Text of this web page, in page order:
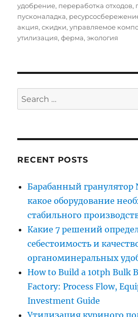
удобрение, переработка отходов,
пусконаладка,
акция,скидки,управляемое
утилизация,ферма,экология
Search
for:
RECENT POSTS
Барабанный гранулятор
какое оборудование
стабильного
Какие 7 решений
себестоимость и
органоминеральных
How to Build a 10tph Bulk
Factory: Process Flow,
Investment Guide